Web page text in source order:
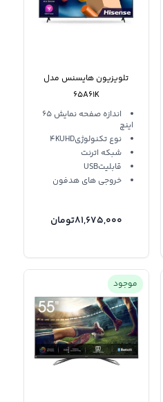
تلویزیون هایسنس مدل
65A61K
اندازه صفحه نمایش 65
اینچ
نوع تکنولوژی4KUHD
شبکه اترنت
قابلیتUSB
خروجی های هدفون
81,675,000تومان
موجود